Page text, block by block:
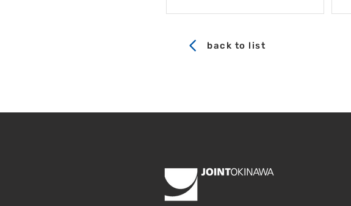
back to list